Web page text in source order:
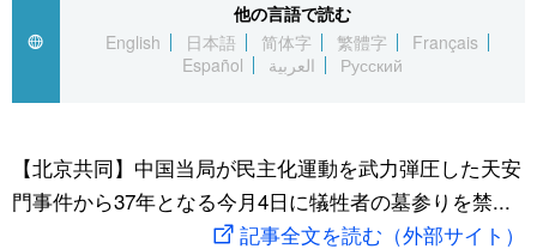
العربية
社会
旅と暮らし
文化
科学・技術
暮らし
お知らせ
他の言語で読む
English
日本語 简体字 繁體字
Français
Español
العربية Русский
【北京共同】中国当局が民主化運動を武力弾圧した天安
門事件から37年となる今月4日に犠牲者の墓参りを禁...
記事全文を読む（外部サイト）